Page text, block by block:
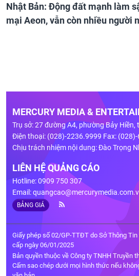
Nhật Bản: Động đất mạnh làm
mại Aeon, vẫn còn nhiều người
MERCURY MEDIA &
Trụ sở: 27 đường A4, phường Bảy Hiền,
Điện thoại: (028)-2236.9999 Fax:
Chịu trách nhiệm nội dung: Đào Trọng
LIÊN HỆ QUẢNG CÁO
Hotline: 0909 750 307
Email:
BẢNG GIÁ
Giấy phép số 02/GP-TTĐT do Sở Thông
cấp ngày 06/01/2025
Bản quyền thuộc về Công ty TNHH Truyền
Cấm sao chép dưới mọi hình thức nếu